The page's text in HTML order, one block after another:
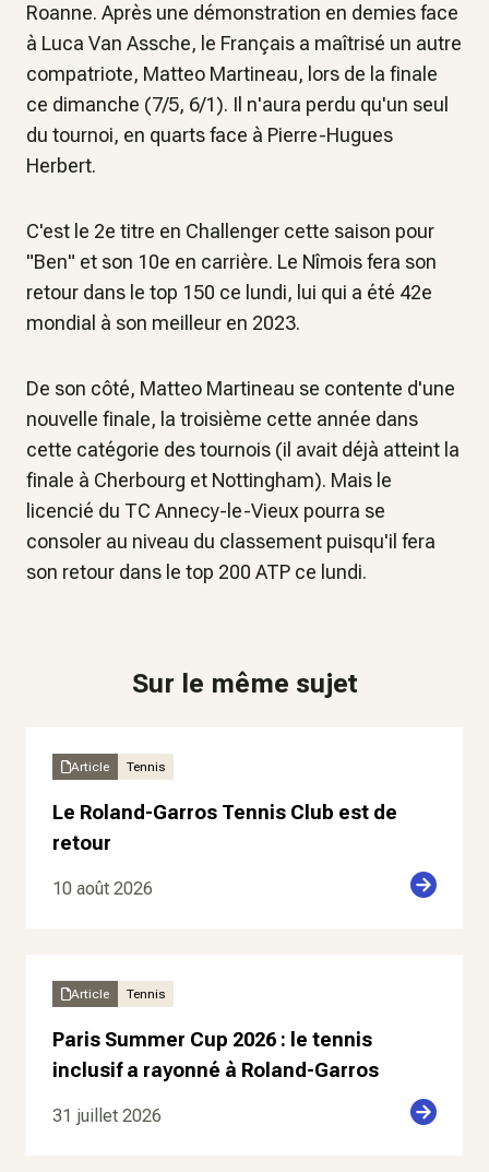
Roanne. Après une démonstration en demies face
à Luca Van Assche, le Français a maîtrisé un autre
compatriote, Matteo Martineau, lors de la finale
ce dimanche (7/5, 6/1). Il n'aura perdu qu'un seul
du tournoi, en quarts face à Pierre-Hugues
Herbert.
C'est le 2e titre en Challenger cette saison pour
"Ben" et son 10e en carrière. Le Nîmois fera son
retour dans le top 150 ce lundi, lui qui a été 42e
mondial à son meilleur en 2023.
De son côté, Matteo Martineau se contente d'une
nouvelle finale, la troisième cette année dans
cette catégorie des tournois (il avait déjà atteint la
finale à Cherbourg et Nottingham). Mais le
licencié du TC Annecy-le-Vieux pourra se
consoler au niveau du classement puisqu'il fera
son retour dans le top 200 ATP ce lundi.
Sur le même sujet
Article Tennis
Le Roland-Garros Tennis Club est de
retour
10 août 2026
Article Tennis
Paris Summer Cup 2026 : le tennis
inclusif a rayonné à Roland-Garros
31 juillet 2026